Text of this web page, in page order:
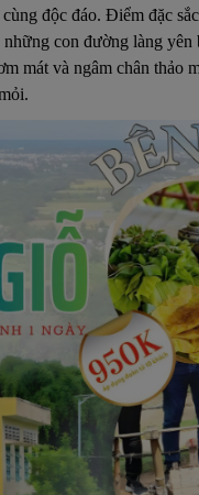
độc đáo. Điểm đặc
con đường làng
mát và ngâm chân